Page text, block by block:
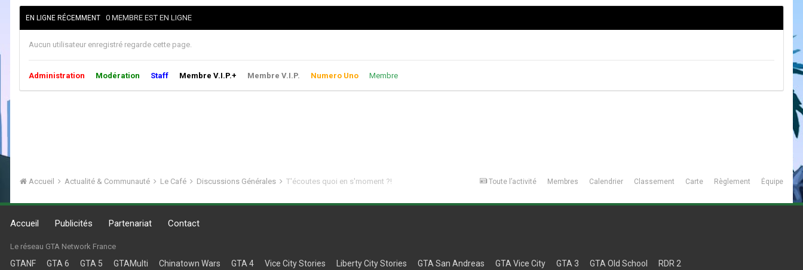
EN LIGNE RÉCEMMENT 0 MEMBRE EST EN LIGNE
Aucun utilisateur enregistré regarde cette page.
Administration Modération Staff Membre V.I.P.+ Membre V.I.P. Numero Uno Membre
Toute l’activité Membres Calendrier Classement Carte Règlement Équipe
Accueil Actualité & Communauté Le Café Discussions Générales T'écoutes quoi en s'moment ?!
Accueil Publicités Partenariat Contact
Le réseau GTA Network France
GTANF GTA 6 GTA 5 GTAMulti Chinatown Wars GTA 4 Vice City Stories Liberty City Stories GTA San Andreas GTA Vice City GTA 3 GTA Old School RDR 2